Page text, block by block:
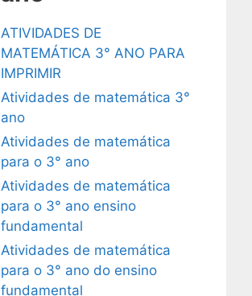
ATIVIDADES DE
MATEMÁTICA 3° ANO PARA
IMPRIMIR
Atividades de matemática 3°
ano
Atividades de matemática
para o 3° ano
Atividades de matemática
para o 3° ano ensino
fundamental
Atividades de matemática
para o 3° ano do ensino
fundamental